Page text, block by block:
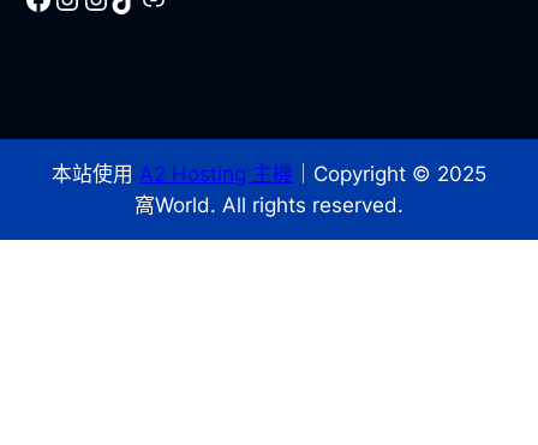
本站使用 A2 Hosting 主機 ｜Copyright © 2025
窩World. All rights reserved.